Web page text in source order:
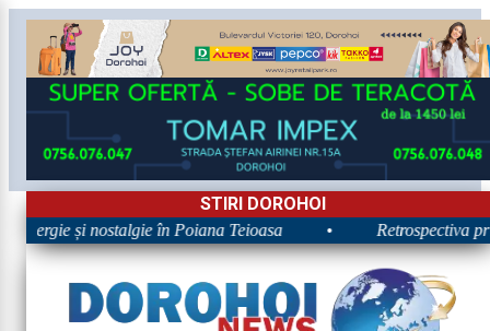
STIRI DOROHOI
și nostalgie în Poiana Teioasa Retrospectiva